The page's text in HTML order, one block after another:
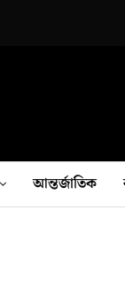
আন্তর্জাতিক